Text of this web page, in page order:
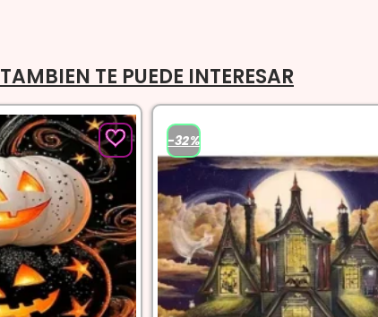
TAMBIEN TE PUEDE INTERESAR
-32%